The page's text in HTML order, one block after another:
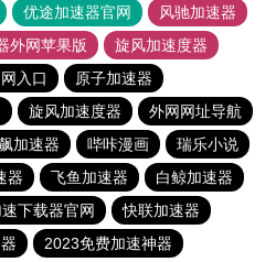
优途加速器官网
风驰加速器
外网苹果版
旋风加速度器
入口
原子加速器
旋风加速度器
外网网址导航
加速器 哔咔漫画
瑞乐小说
器 飞鱼加速器
白鲸加速器
下载器官网
快联加速器
2023免费加速神器